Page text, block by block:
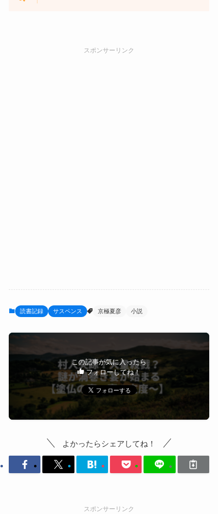
スポンサーリンク
読書記録 サスペンス 京極夏彦 小説
この記事が気に入ったら
フォローしてね！
よかったらシェアしてね！
スポンサーリンク